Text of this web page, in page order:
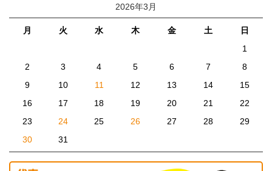
2026年3月
月 火 水 木 金 土
日
1
2
3 4 5 6 7
8
9
10 11 12 13 14
15
16
17 18 19 20 21
22
23
24 25 26 27 28
29
30
31